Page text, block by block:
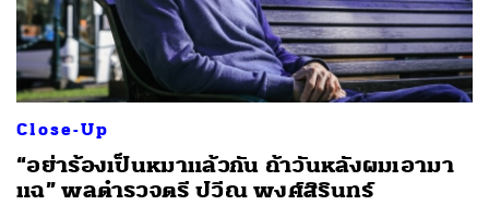
Close-Up
“อย่าร้องเป็นหมาแล้วกัน ถ้าวันหลังผมเอามา
แฉ” พลตำรวจตรี ปวีณ พงศ์สิรินทร์